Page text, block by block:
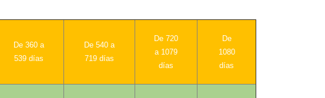
De 360 a
539 días
De 540 a
719 días
De 720
a 1079
días
De
1080
días